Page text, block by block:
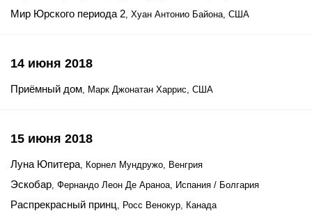
Мир Юрского периода 2, Хуан Антонио Байона, США
14 июня 2018
Приёмный дом, Марк Джонатан Харрис, США
15 июня 2018
Луна Юпитера, Корнел Мундружо, Венгрия
Эскобар, Фернандо Леон Де Араноа, Испания / Болгария
Распрекрасный принц, Росс Венокур, Канада